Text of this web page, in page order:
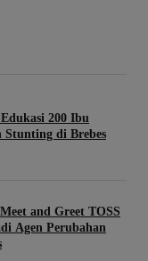
200 Ibu
Stunting di Brebes
and Greet TOSS
Agen Perubahan